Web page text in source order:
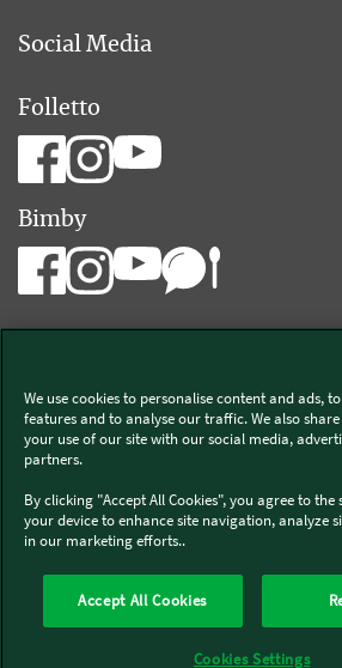
Social Media
Folletto
Bimby
Vorwerk Italia s.a.s. di Vorwerk
C.F. e P.Iva 00793630153
Chi siamo
Informativa Privacy & Cookies
Licenza dati ai sensi del Regolamento UE-2023/2854
Condizioni Generali di Vendita
Segnalazioni (whistleblowing)
Dichiarazione di
We use cookies to personalise content and ads,
features and to analyse our traffic. We also
your use of our site with our social media,
partners.
By clicking "Accept All Cookies", you agree to
your device to enhance site navigation, analyze
in our marketing efforts..
Accept All Cookies
Cookies Settings